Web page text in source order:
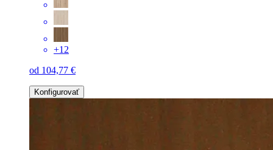
+12
od 104,77 €
Konfigurovať